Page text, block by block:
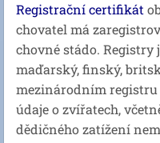
Registrační certifikát
chovatel má
chovné stádo.
maďarský, finský,
mezinárodním registru
údaje o zvířatech,
dědičného zatížení